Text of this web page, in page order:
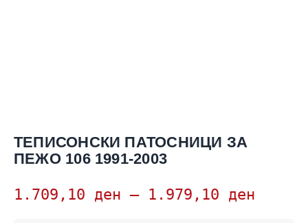
ТЕПИСОНСКИ ПАТОСНИЦИ ЗА
ПЕЖО 106 1991-2003
1.709,10 ден – 1.979,10 ден